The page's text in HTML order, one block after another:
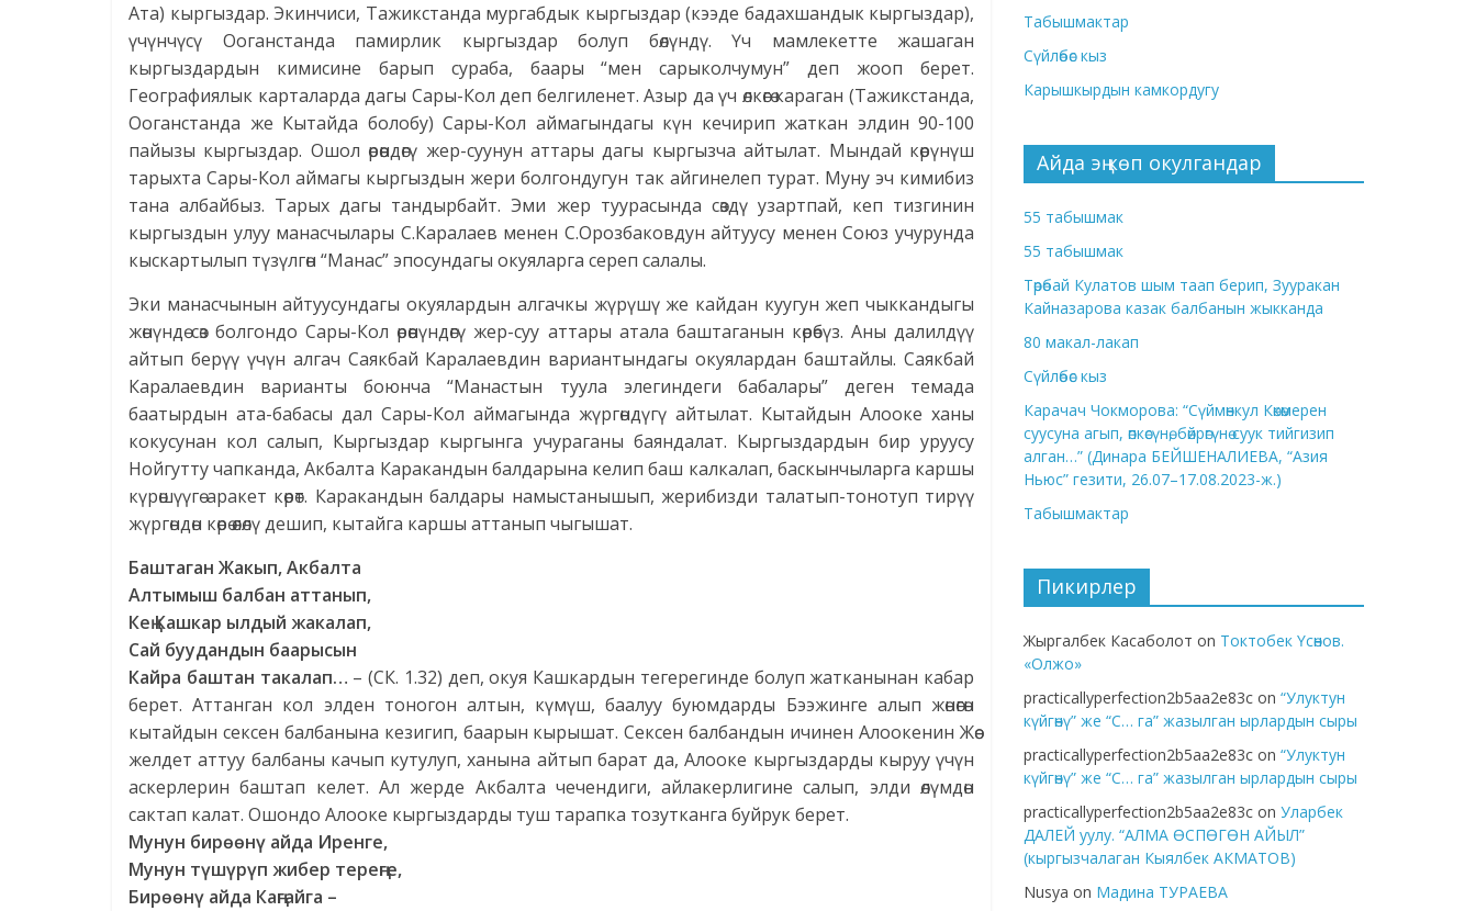
Ата) кыргыздар. Экинчиси, Тажикстанда мургабдык кыргыздар (кээде бадахшандык кыргыздар),
үчүнчүсү Ооганстанда памирлик кыргыздар болуп бөлүндү. Үч мамлекетте жашаган
кыргыздардын кимисине барып сураба, баары “мен сарыколчумун” деп жооп берет.
Географиялык карталарда дагы Сары-Кол деп белгиленет. Азыр да үч өлкөгө караган (Тажикстанда,
Ооганстанда же Кытайда болобу) Сары-Кол аймагындагы күн кечирип жаткан элдин 90-100
пайызы кыргыздар. Ошол өрөөндөгү жер-суунун аттары дагы кыргызча айтылат. Мындай көрүнүш
тарыхта Сары-Кол аймагы кыргыздын жери болгондугун так айгинелеп турат. Муну эч кимибиз
тана албайбыз. Тарых дагы тандырбайт. Эми жер туурасында сөздү узартпай, кеп тизгинин
кыргыздын улуу манасчылары С.Каралаев менен С.Орозбаковдун айтуусу менен Союз учурунда
кыскартылып түзүлгөн “Манас” эпосундагы окуяларга сереп салалы.
Эки манасчынын айтуусундагы окуялардын алгачкы жүрүшү же кайдан куугун жеп чыккандыгы
жөнүндө сөз болгондо Сары-Кол өрөөнүндөгү жер-суу аттары атала баштаганын көрөбүз. Аны далилдүү
айтып берүү үчүн алгач Саякбай Каралаевдин вариантындагы окуялардан баштайлы. Саякбай
Каралаевдин варианты боюнча “Манастын туула элегиндеги бабалары” деген темада
баатырдын ата-бабасы дал Сары-Кол аймагында жүргөндүгү айтылат. Кытайдын Алооке ханы
кокусунан кол салып, Кыргыздар кыргынга учураганы баяндалат. Кыргыздардын бир уруусу
Нойгутту чапканда, Акбалта Каракандын балдарына келип баш калкалап, баскынчыларга каршы
күрөшүүгө аракет көрөт. Каракандын балдары намыстанышып, жерибизди талатып-тонотуп тирүү
жүргөндөн көрө өлөлү дешип, кытайга каршы аттанып чыгышат.
Баштаган Жакып, Акбалта
Алтымыш балбан аттанып,
Кең Кашкар ылдый жакалап,
Сай буудандын баарысын
Кайра баштан такалап… – (СК. 1.32) деп, окуя Кашкардын тегерегинде болуп жатканынан кабар
берет. Аттанган кол элден тоногон алтын, күмүш, баалуу буюмдарды Бээжинге алып жөнөгөн
кытайдын сексен балбанына кезигип, баарын кырышат. Сексен балбандын ичинен Алоокенин Жөө
желдет аттуу балбаны качып кутулуп, ханына айтып барат да, Алооке кыргыздарды кыруу үчүн
аскерлерин баштап келет. Ал жерде Акбалта чечендиги, айлакерлигине салып, элди өлүмдөн
сактап калат. Ошондо Алооке кыргыздарды туш тарапка тозутканга буйрук берет.
Мунун бирөөнү айда Иренге,
Мунун түшүрүп жибер тереңге,
Бирөөнү айда Каңгайга –
Табышмактар
Сүйлөбөс кыз
Карышкырдын камкордугу
Айда эң көп окулгандар
55 табышмак
55 табышмак
Төрөбай Кулатов шым таап берип, Зууракан
Кайназарова казак балбанын жыкканда
80 макал-лакап
Сүйлөбөс кыз
Карачач Чокморова: “Сүймөнкул Көкөмерен
суусуна агып, өпкөсүнө, бөйрөгүнө суук тийгизип
алган…” (Динара БЕЙШЕНАЛИЕВА, “Азия
Ньюс” гезити, 26.07–17.08.2023-ж.)
Табышмактар
Пикирлер
Жыргалбек Касаболот on Токтобек Үсөнов.
«Олжо»
practicallyperfection2b5aa2e83c on “Улуктун
күйгөнү” же “С… га” жазылган ырлардын сыры
practicallyperfection2b5aa2e83c on “Улуктун
күйгөнү” же “С… га” жазылган ырлардын сыры
practicallyperfection2b5aa2e83c on Уларбек
ДАЛЕЙ уулу. “АЛМА ӨСПӨГӨН АЙЫЛ”
(кыргызчалаган Кыялбек АКМАТОВ)
Nusya on Мадина ТУРАЕВА